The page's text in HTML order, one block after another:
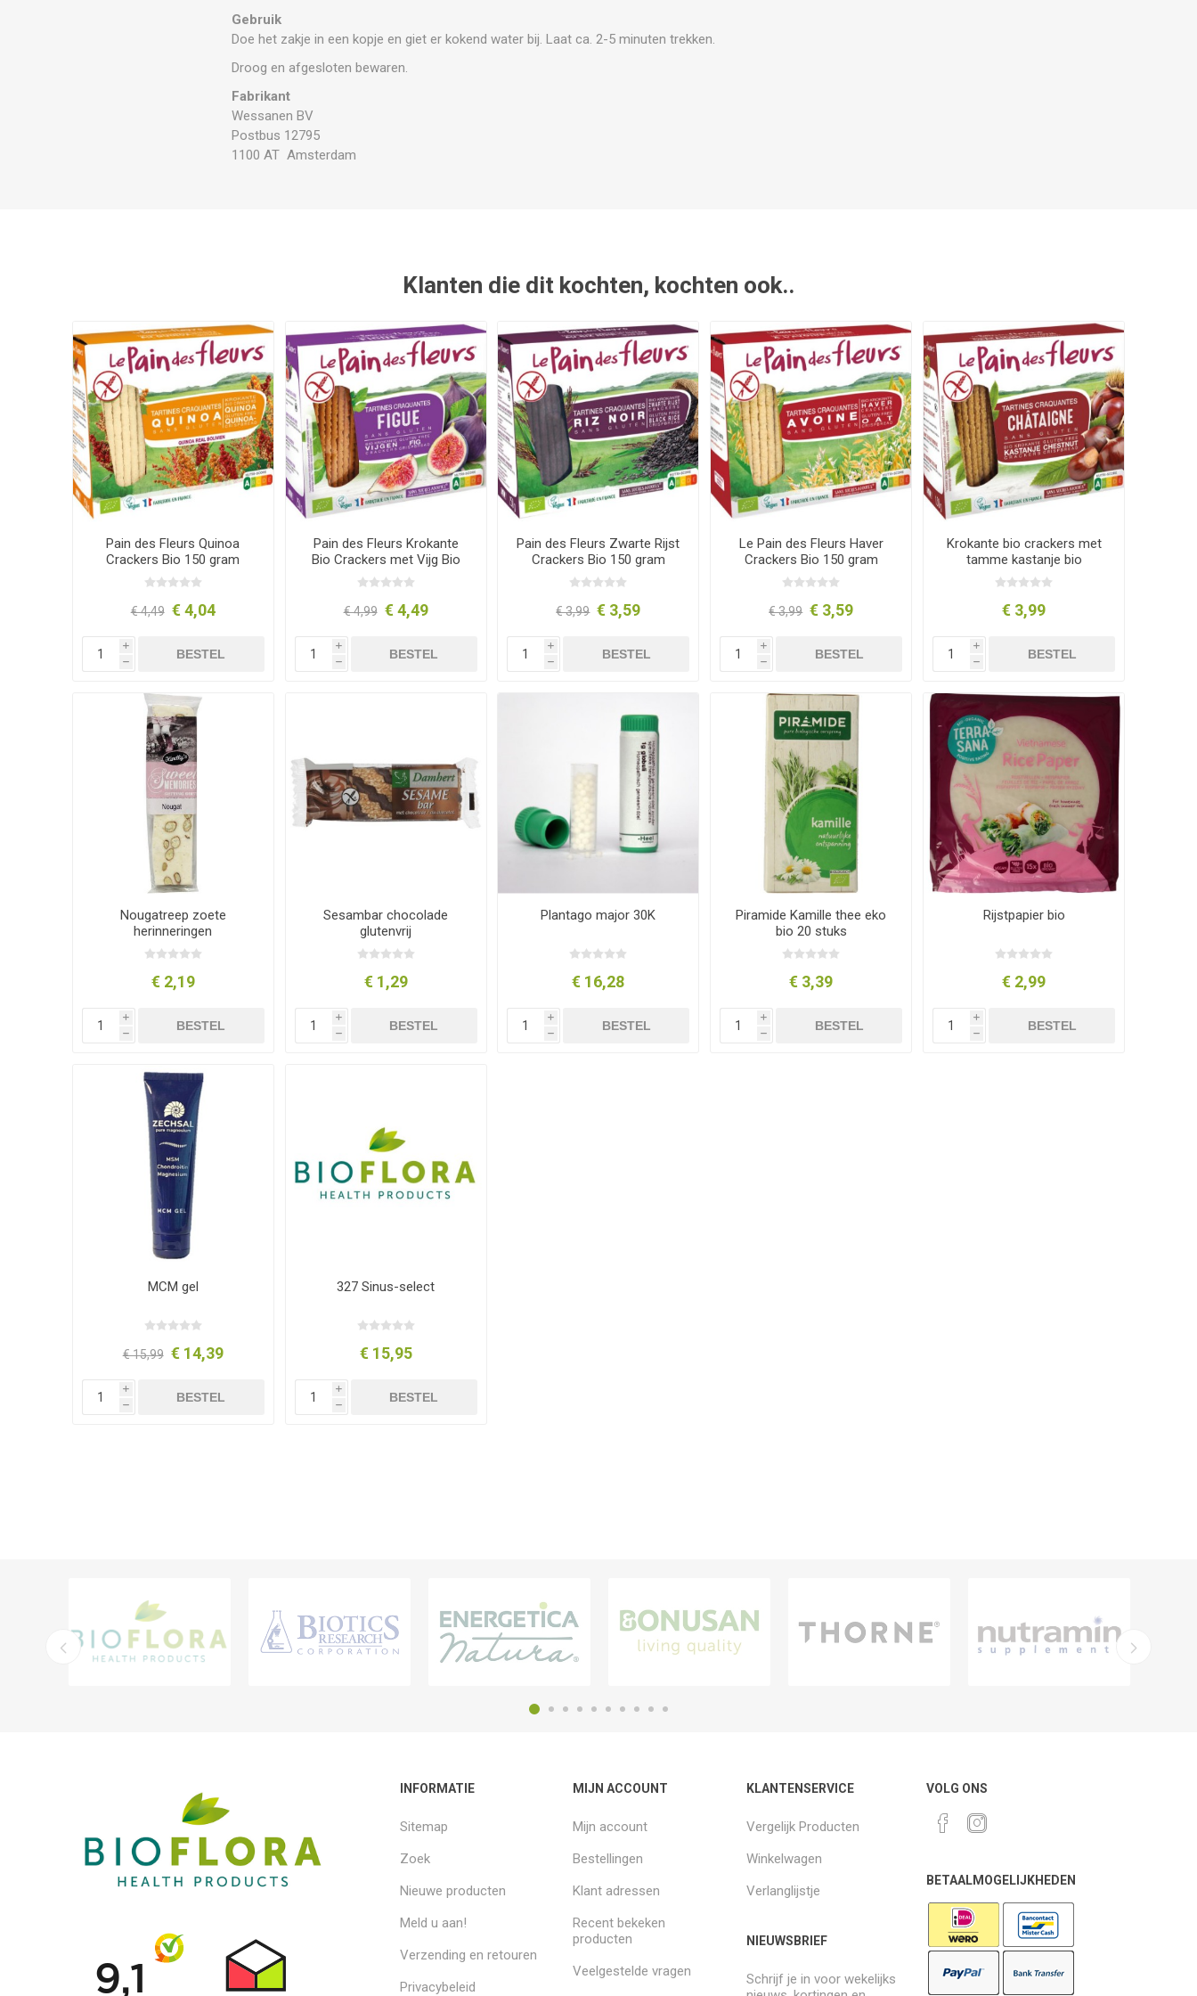
Gebruik
Doe het zakje in een kopje en giet er kokend water bij. Laat ca. 2-5 minuten trekken.
Droog en afgesloten bewaren.
Fabrikant
Wessanen BV
Postbus 12795
1100 AT Amsterdam
Klanten die dit kochten, kochten ook..
Pain des Fleurs Quinoa
Crackers Bio 150 gram
€ 4,49 € 4,04
i
h
BESTEL
Pain des Fleurs Krokante
Bio Crackers met Vijg Bio
150 gram
€ 4,99 € 4,49
i
h
BESTEL
Pain des Fleurs Zwarte Rijst
Crackers Bio 150 gram
€ 3,99 € 3,59
i
h
BESTEL
Le Pain des Fleurs Haver
Crackers Bio 150 gram
€ 3,99 € 3,59
i
h
BESTEL
Krokante bio crackers met
tamme kastanje bio
€ 3,99
i
h
BESTEL
Nougatreep zoete
herinneringen
€ 2,19
i
h
BESTEL
Sesambar chocolade
glutenvrij
€ 1,29
i
h
BESTEL
Plantago major 30K
€ 16,28
i
h
BESTEL
Piramide Kamille thee eko
bio 20 stuks
€ 3,39
i
h
BESTEL
Rijstpapier bio
€ 2,99
i
h
BESTEL
MCM gel
€ 15,99 € 14,39
i
h
BESTEL
327 Sinus-select
€ 15,95
i
h
BESTEL
INFORMATIE
Sitemap
Zoek
Nieuwe producten
Meld u aan!
Verzending en retouren
Privacybeleid
MIJN ACCOUNT
Mijn account
Bestellingen
Klant adressen
Recent bekeken
producten
Veelgestelde vragen
KLANTENSERVICE
Vergelijk Producten
Winkelwagen
Verlanglijstje
NIEUWSBRIEF
Schrijf je in voor wekelijks
VOLG ONS
BETAALMOGELIJKHEDEN